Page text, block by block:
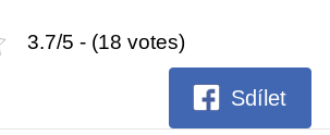
3.7/5 - (18 votes)
Sdílet